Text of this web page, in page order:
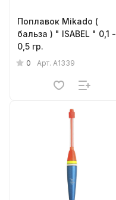
Поплавок Mikado (
бальза ) " ISABEL " 0,1 -
0,5 гр.
0 Арт. A1339